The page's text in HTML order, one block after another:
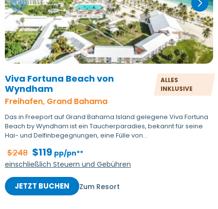
Viva Fortuna Beach von
Wyndham
Freihafen, Grand Bahama
ALLES
INKLUSIVE
Das in Freeport auf Grand Bahama Island gelegene Viva Fortuna
Beach by Wyndham ist ein Taucherparadies, bekannt für seine
Hai- und Delfinbegegnungen, eine Fülle von...
$248 $119 pp/pn**
einschließlich Steuern und Gebühren
JETZT BUCHEN Zum Resort